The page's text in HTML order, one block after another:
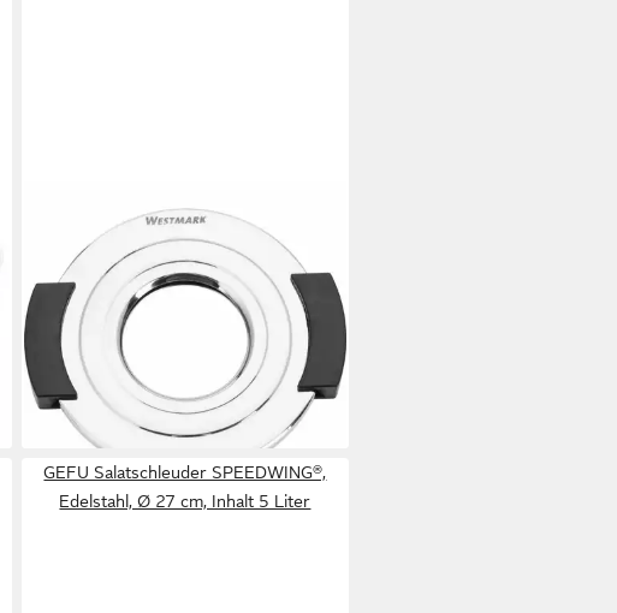
Eierköpfer Maße: 9,1 x 8,1 x 1,1 cm,
Eieröffner/Köpfer, rostfrei, langlebig
17,01 €
lieferbar - in 2-3 Werktagen bei dir
GEFU Salatschleuder SPEEDWING®,
Edelstahl, Ø 27 cm, Inhalt 5 Liter